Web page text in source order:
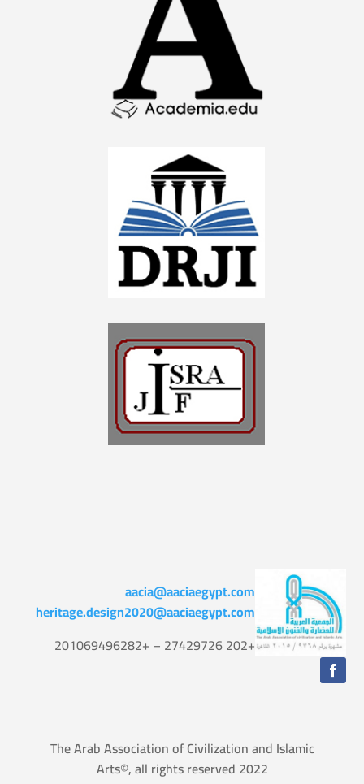
aacia@aaciaegypt.com
heritage.design2020@aaciaegypt.com
+202 27429726 – +201069496282
The Arab Association of Civilization and Islamic
Arts©, all rights reserved 2022